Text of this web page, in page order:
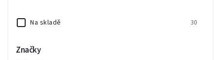
Na skladě 30
Značky